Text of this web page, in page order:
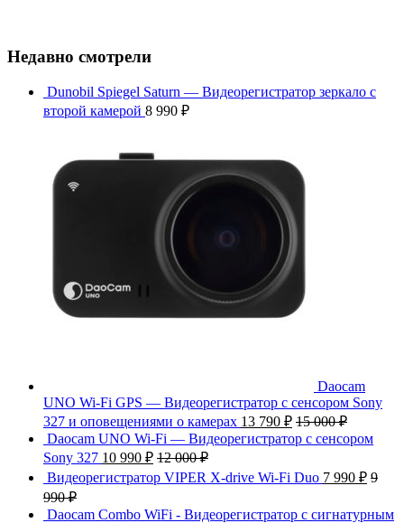
Недавно смотрели
Dunobil Spiegel Saturn — Видеорегистратор зеркало с
второй камерой 8 990 ₽
Daocam
UNO Wi-Fi GPS — Видеорегистратор с сенсором Sony
327 и оповещениями о камерах 13 790 ₽ 15 000₽
Daocam UNO Wi-Fi — Видеорегистратор с сенсором
Sony 327 10 990 ₽ 12 000₽
Видеорегистратор VIPER X-drive Wi-Fi Duo 7 990 ₽ 9
990₽
Daocam Combo WiFi - Видеорегистратор с сигнатурным